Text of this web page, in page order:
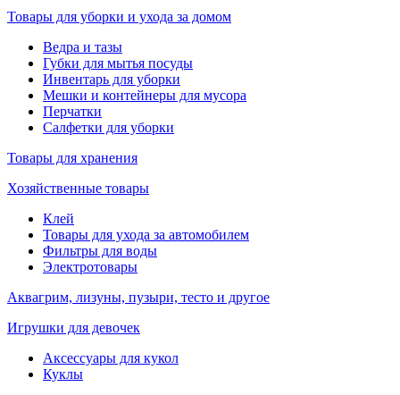
Товары для уборки и ухода за домом
Ведра и тазы
Губки для мытья посуды
Инвентарь для уборки
Мешки и контейнеры для мусора
Перчатки
Салфетки для уборки
Товары для хранения
Хозяйственные товары
Клей
Товары для ухода за автомобилем
Фильтры для воды
Электротовары
Аквагрим, лизуны, пузыри, тесто и другое
Игрушки для девочек
Аксессуары для кукол
Куклы